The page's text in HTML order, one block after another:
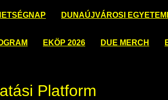
DUNAÚJVÁROSI
EKÖP 2026 DUE MERCH
Platform